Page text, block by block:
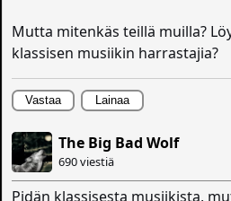
Mutta mitenkäs teillä muilla?
klassisen musiikin harrastajia?
Vastaa Lainaa
The Big Bad Wolf
690 viestiä
Pidän klassisesta musiikista,